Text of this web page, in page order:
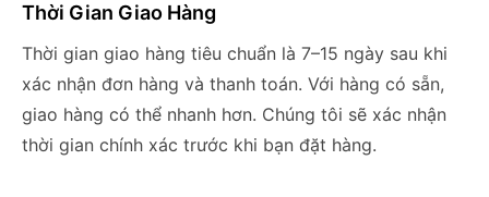
Thời Gian Giao Hàng
Thời gian giao hàng tiêu chuẩn là 7–15 ngày sau khi
xác nhận đơn hàng và thanh toán. Với hàng có sẵn,
giao hàng có thể nhanh hơn. Chúng tôi sẽ xác nhận
thời gian chính xác trước khi bạn đặt hàng.